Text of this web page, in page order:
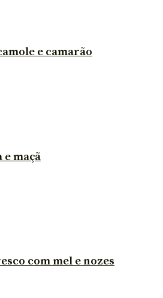
e camarão
maçã
com mel e nozes